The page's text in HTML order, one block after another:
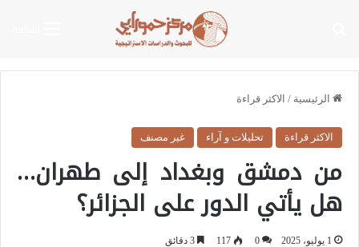
الرئيسية / الاكثر قراءة
الاكثر قراءة تحليلات و آراء غير مصنف
من دمشق وبغداد إلى طهران…
هل يأتي الدور على الجزائر؟
1 يوليو، 2025 0
117